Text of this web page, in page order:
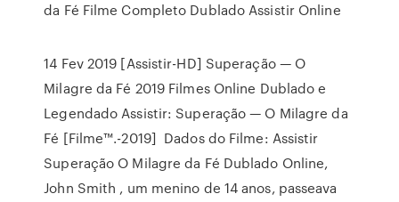
da Fé Filme Completo Dublado Assistir Online
14 Fev 2019 [Assistir-HD] Superação — O
Milagre da Fé 2019 Filmes Online Dublado e
Legendado Assistir: Superação — O Milagre da
Fé [Filme™.-2019] Dados do Filme: Assistir
Superação O Milagre da Fé Dublado Online,
John Smith , um menino de 14 anos, passeava